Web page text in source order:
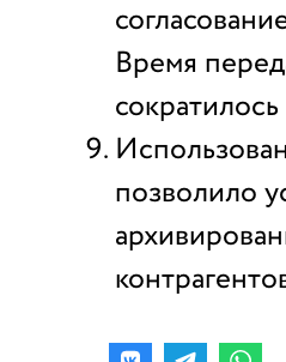
Время
позволило